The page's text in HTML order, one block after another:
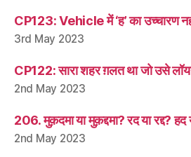
CP123: Vehicle में ‘ह’ का उच्चारण
3rd May 2023
CP122: सारा शहर ग़लत था जो उसे
2nd May 2023
206. मुक़दमा या मुक़द्दमा? रद या रद्द? हद
2nd May 2023